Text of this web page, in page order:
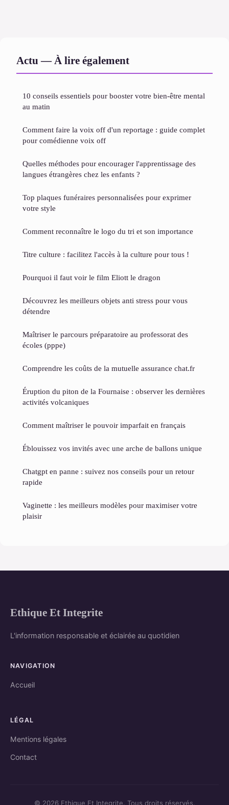
Actu — À lire également
10 conseils essentiels pour booster votre bien-être mental
au matin
Comment faire la voix off d'un reportage : guide complet
pour comédienne voix off
Quelles méthodes pour encourager l'apprentissage des
langues étrangères chez les enfants ?
Top plaques funéraires personnalisées pour exprimer
votre style
Comment reconnaître le logo du tri et son importance
Titre culture : facilitez l'accès à la culture pour tous !
Pourquoi il faut voir le film Eliott le dragon
Découvrez les meilleurs objets anti stress pour vous
détendre
Maîtriser le parcours préparatoire au professorat des
écoles (pppe)
Comprendre les coûts de la mutuelle assurance chat.fr
Éruption du piton de la Fournaise : observer les dernières
activités volcaniques
Comment maîtriser le pouvoir imparfait en français
Éblouissez vos invités avec une arche de ballons unique
Chatgpt en panne : suivez nos conseils pour un retour
rapide
Vaginette : les meilleurs modèles pour maximiser votre
plaisir
Ethique Et Integrite
L'information responsable et éclairée au quotidien
NAVIGATION
Accueil
LÉGAL
Mentions légales
Contact
© 2026 Ethique Et Integrite. Tous droits réservés.